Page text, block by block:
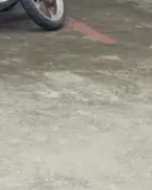
Forum
Tahun 2026